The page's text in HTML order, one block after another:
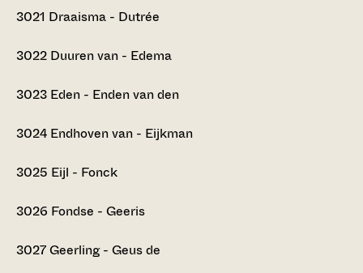
3021 Draaisma - Dutrée
3022 Duuren van - Edema
3023 Eden - Enden van den
3024 Endhoven van - Eijkman
3025 Eijl - Fonck
3026 Fondse - Geeris
3027Geerling - Geus de